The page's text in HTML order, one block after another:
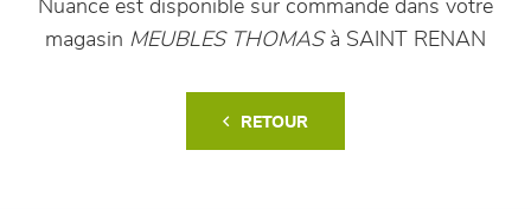
Nuance est disponible sur commande dans votre
magasin MEUBLES THOMAS à SAINT RENAN
RETOUR